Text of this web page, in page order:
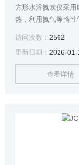
方形水浴氮吹仪采
热，利用氮气等惰性
特点。广泛用于食
领域。
访问次数：2562
更新日期：2026-01-
查看详情